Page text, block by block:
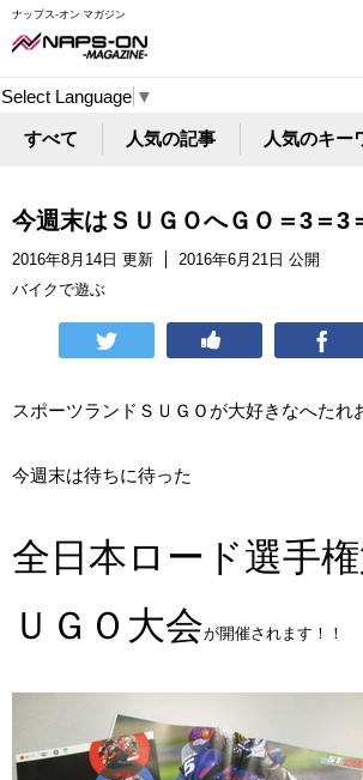
ナップス-オン マガジン
Select Language ▼
すべて 人気の記事 人気のキー
今週末はＳＵＧＯへＧＯ＝3＝3
2016年8月14日 更新
2016年6月21日 公開
バイクで遊ぶ
スポーツランドＳＵＧＯが大好きなへたれ
今週末は待ちに待った
全日本ロード選手
ＵＧＯ大会が開催されます！！